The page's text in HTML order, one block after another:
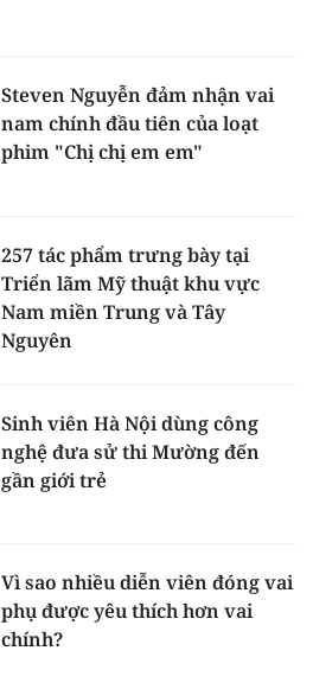
Steven Nguyễn đảm nhận vai
nam chính đầu tiên của loạt
phim "Chị chị em em"
257 tác phẩm trưng bày tại
Triển lãm Mỹ thuật khu vực
Nam miền Trung và Tây
Nguyên
Sinh viên Hà Nội dùng công
nghệ đưa sử thi Mường đến
gần giới trẻ
Vì sao nhiều diễn viên đóng vai
phụ được yêu thích hơn vai
chính?